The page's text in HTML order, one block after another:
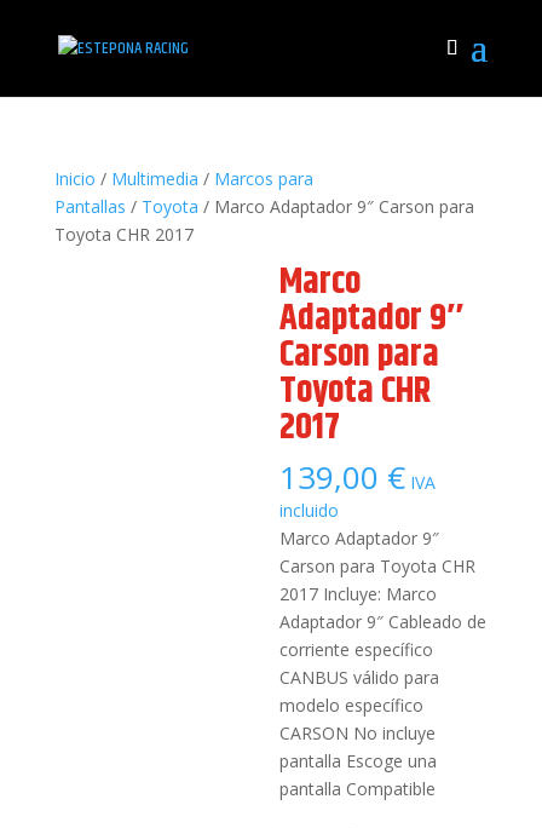
Inicio / Multimedia / Marcos para
Pantallas / Toyota / Marco Adaptador 9″ Carson para
Toyota CHR 2017
Marco
Adaptador 9″
Carson para
Toyota CHR
2017
139,00 € IVA
incluido
Marco Adaptador 9″
Carson para Toyota CHR
2017 Incluye: Marco
Adaptador 9″ Cableado de
corriente específico
CANBUS válido para
modelo específico
CARSON No incluye
pantalla Escoge una
pantalla Compatible